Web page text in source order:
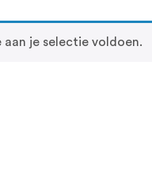
je selectie voldoen.